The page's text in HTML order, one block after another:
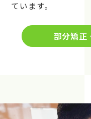
ています。
部分矯正